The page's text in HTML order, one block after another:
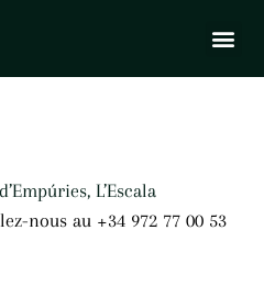
L’Escala
nous au +34 972 77 00 53